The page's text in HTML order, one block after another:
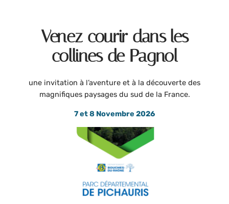
Venez courir dans les
collines de Pagnol
une invitation à l’aventure et à la découverte des
magnifiques paysages du sud de la France.
7 et 8 Novembre 2026